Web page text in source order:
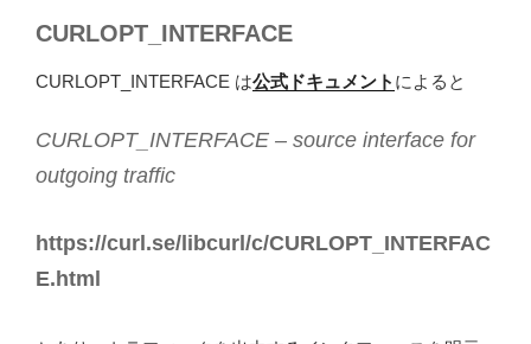
CURLOPT_INTERFACE
CURLOPT_INTERFACE は公式ドキュメント によると
CURLOPT_INTERFACE – source interface for
outgoing traffic
https://curl.se/libcurl/c/CURLOPT_INTERFAC
E.html